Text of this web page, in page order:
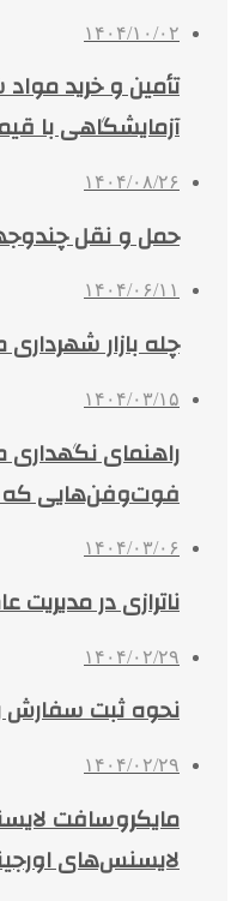
۱۴۰۴/۱۰/۰۲
تأمین و خرید
آزمایشگاهی با
۱۴۰۴/۰۸/۲۶
حمل و نقل
۱۴۰۴/۰۶/۱۱
چله بازار شهرداری مشهد در
۱۴۰۴/۰۳/۱۵
راهنمای نگهداری
فوت‌وفن‌هایی که
۱۴۰۴/۰۳/۰۶
ناترازی در
۱۴۰۴/۰۲/۲۹
نحوه ثبت
۱۴۰۴/۰۲/۲۹
مایکروسافت
لایسنس‌های